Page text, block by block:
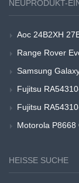
NEUPRODUKT-
Aoc 24B2XH
Range Rover
Samsung
Fujitsu
Fujitsu
Motorola P8668
HEISSE SUCHE